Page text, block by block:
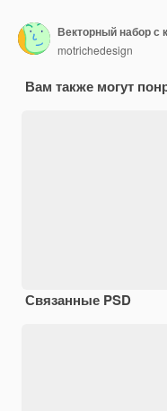
Векторный набор с
motrichedesign
Вам также могут
Связанные PSD